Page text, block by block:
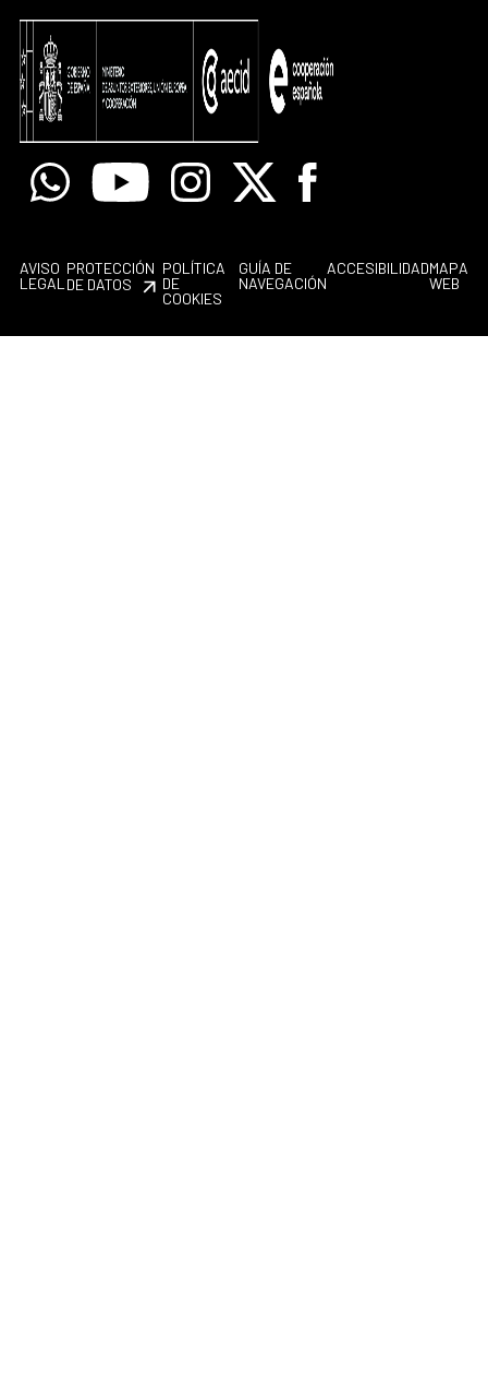
WhatsappYoutube Instagram
X Facebook
AVISO
LEGAL
PROTECCIÓN
DE DATOS
POLÍTICA
DE
COOKIES
GUÍA DE
NAVEGACIÓN
ACCESIBILIDADMAPA
WEB